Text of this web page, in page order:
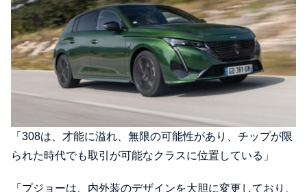
「308は、才能に溢れ、無限の可能性があり、チップが限
られた時代でも取引が可能なクラスに位置している」
「プジョーは、内外装のデザインを大胆に変更しており、